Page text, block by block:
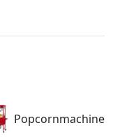
Popcornmachine